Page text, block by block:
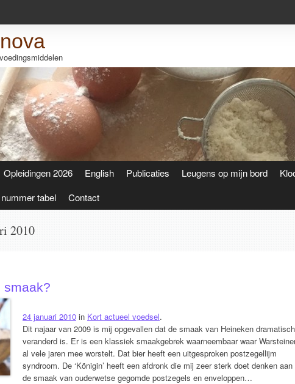
Opleidingen 2026 English Publicaties Leugens op mijn bord
tabel Contact
2010
smaak?
24 januari 2010 in Kort actueel voedsel.
Dit najaar van 2009 is mij opgevallen dat de smaak van Heineken dramatisch
veranderd is. Er is een klassiek smaakgebrek waarneembaar waar
al vele jaren mee worstelt. Dat bier heeft een uitgesproken postzegellijm
syndroom. De ‘Königin’ heeft een afdronk die mij zeer sterk doet denken aan
de smaak van ouderwetse gegomde postzegels en enveloppen…